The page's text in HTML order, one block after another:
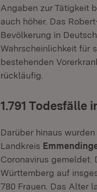
Angaben zur Tätigkeit
auch höher. Das
Bevölkerung in
Wahrscheinlichkeit für
bestehenden
rückläufig.
1.791 Todesfälle
Darüber hinaus
Landkreis
Coronavirus gemeldet.
Württemberg auf
780 Frauen. Das Alter